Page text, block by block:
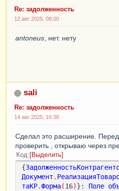
Re: задолженность
12 авг 2025, 08:00
antoneus , нет. нету
sali
Re: задолженность
14 авг 2025, 16:38
Сделал это расширение.
проверить , открываю через
Код Выделить
{
Документ .
таКР.Форма(16)}: Поле